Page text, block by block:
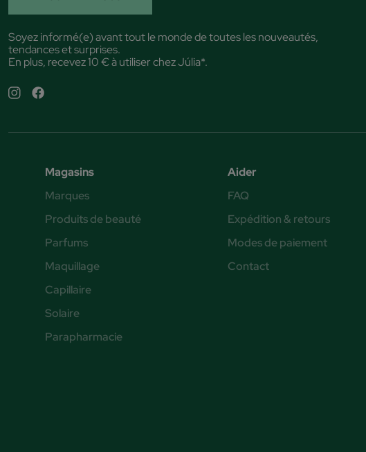
Soyez informé(e) avant tout le monde de toutes les nouveautés,
tendances et surprises.
En plus, recevez 10 € à utiliser chez Júlia*.
Magasins
Marques
Produits de beauté
Parfums
Maquillage
Capillaire
Solaire
Parapharmacie
Aider
FAQ
Expédition & retours
Modes de paiement
Contact